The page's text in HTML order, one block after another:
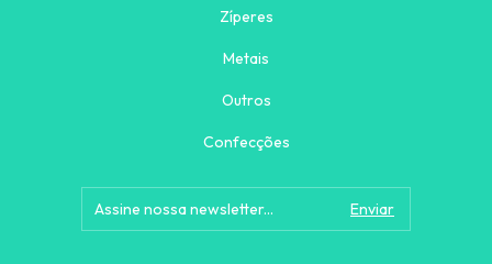
Zíperes
Metais
Outros
Confecções